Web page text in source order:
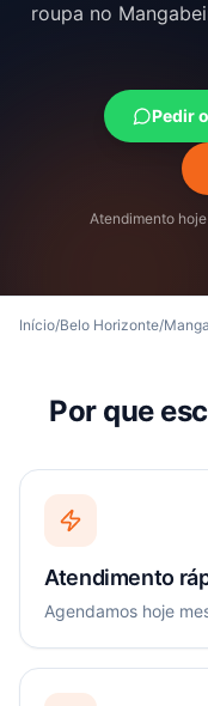
roupa no
Pedir
Atendimento
Início/Belo Horizonte/
Por que
Atendimento
Agendamos hoje